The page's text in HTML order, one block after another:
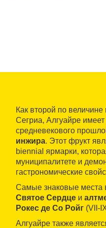
Как второй по
Сегриа, Алгуайре
средневекового
инжира. Этот фрукт
biennial ярмарки,
муниципалитете и
гастрономические
Самые знаковые места
Святое Сердце и
Рокес де Со Ройг (VII-
Алгуайре также